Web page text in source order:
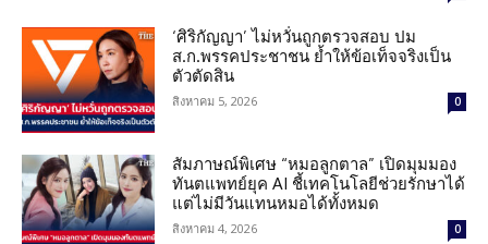
‘ศิริกัญญา’ ไม่หวั่นถูกตรวจสอบ ปม
ส.ก.พรรคประชาชน ย้ำให้ข้อเท็จจริงเป็น
ตัวตัดสิน
สิงหาคม 5, 2026 0
สัมภาษณ์พิเศษ “หมอลูกตาล” เปิดมุมมอง
ทันตแพทย์ยุค AI ชี้เทคโนโลยีช่วยรักษาได้
แต่ไม่มีวันแทนหมอได้ทั้งหมด
สิงหาคม 4, 2026 0